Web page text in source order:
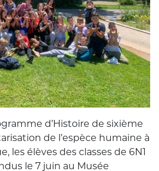
d’Histoire de sixième
de l’espèce humaine à
les élèves des classes de 6N1
le 7 juin au Musée